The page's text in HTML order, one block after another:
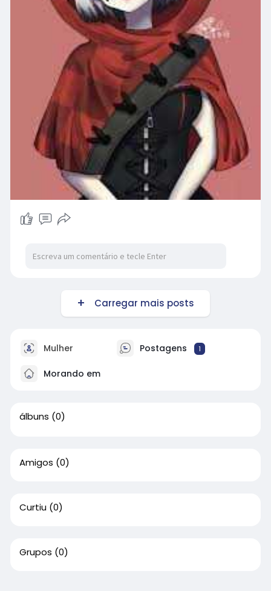
Carregar mais posts
Mulher Postagens 1
Morando em
álbuns (0)
Amigos (0)
Curtiu (0)
Grupos (0)